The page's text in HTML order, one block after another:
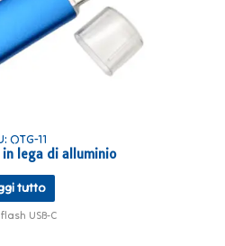
OTG-11
in lega di alluminio
tutto
USB-C